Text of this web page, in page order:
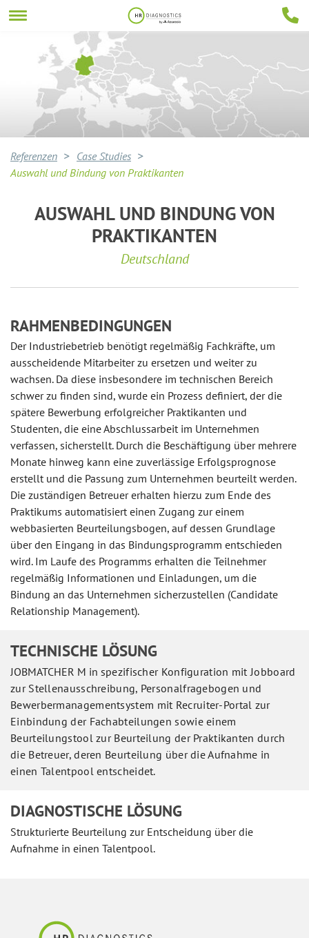
Referenzen
Case Studies
Auswahl und Bindung von Praktikanten
AUSWAHL UND BINDUNG VON
PRAKTIKANTEN
Deutschland
RAHMENBEDINGUNGEN
Der Industriebetrieb benötigt regelmäßig Fachkräfte, um
ausscheidende Mitarbeiter zu ersetzen und weiter zu
wachsen. Da diese insbesondere im technischen Bereich
schwer zu finden sind, wurde ein Prozess definiert, der die
spätere Bewerbung erfolgreicher Praktikanten und
Studenten, die eine Abschlussarbeit im Unternehmen
verfassen, sicherstellt. Durch die Beschäftigung über mehrere
Monate hinweg kann eine zuverlässige Erfolgsprognose
erstellt und die Passung zum Unternehmen beurteilt werden.
Die zuständigen Betreuer erhalten hierzu zum Ende des
Praktikums automatisiert einen Zugang zur einem
webbasierten Beurteilungsbogen, auf dessen Grundlage
über den Eingang in das Bindungsprogramm entschieden
wird. Im Laufe des Programms erhalten die Teilnehmer
regelmäßig Informationen und Einladungen, um die
Bindung an das Unternehmen sicherzustellen (Candidate
Relationship Management).
TECHNISCHE LÖSUNG
JOBMATCHER M in spezifischer Konfiguration mit Jobboard
zur Stellenausschreibung, Personalfragebogen und
Bewerbermanagementsystem mit Recruiter-Portal zur
Einbindung der Fachabteilungen sowie einem
Beurteilungstool zur Beurteilung der Praktikanten durch
die Betreuer, deren Beurteilung über die Aufnahme in
einen Talentpool entscheidet.
DIAGNOSTISCHE LÖSUNG
Strukturierte Beurteilung zur Entscheidung über die
Aufnahme in einen Talentpool.